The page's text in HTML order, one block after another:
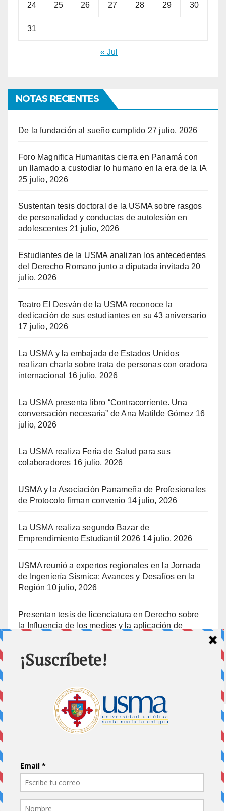
24 25 26 27 28 29 30
31
« Jul
NOTAS RECIENTES
De la fundación al sueño cumplido 27 julio, 2026
Foro Magnifica Humanitas cierra en Panamá con
un llamado a custodiar lo humano en la era de la IA
25 julio, 2026
Sustentan tesis doctoral de la USMA sobre rasgos
de personalidad y conductas de autolesión en
adolescentes 21 julio, 2026
Estudiantes de la USMA analizan los antecedentes
del Derecho Romano junto a diputada invitada 20
julio, 2026
Teatro El Desván de la USMA reconoce la
dedicación de sus estudiantes en su 43 aniversario
17 julio, 2026
La USMA y la embajada de Estados Unidos
realizan charla sobre trata de personas con oradora
internacional
16 julio, 2026
La USMA presenta libro “Contracorriente. Una
conversación necesaria” de Ana Matilde Gómez 16
julio, 2026
La USMA realiza Feria de Salud para sus
colaboradores 16 julio, 2026
USMA y la Asociación Panameña de Profesionales
de Protocolo firman convenio 14 julio, 2026
La USMA realiza segundo Bazar de
Emprendimiento Estudiantil 2026 14 julio, 2026
USMA reunió a expertos regionales en la Jornada
de Ingeniería Sísmica: Avances y Desafíos en la
Región 10 julio, 2026
Presentan tesis de licenciatura en Derecho sobre
la Influencia de los medios y la aplicación de